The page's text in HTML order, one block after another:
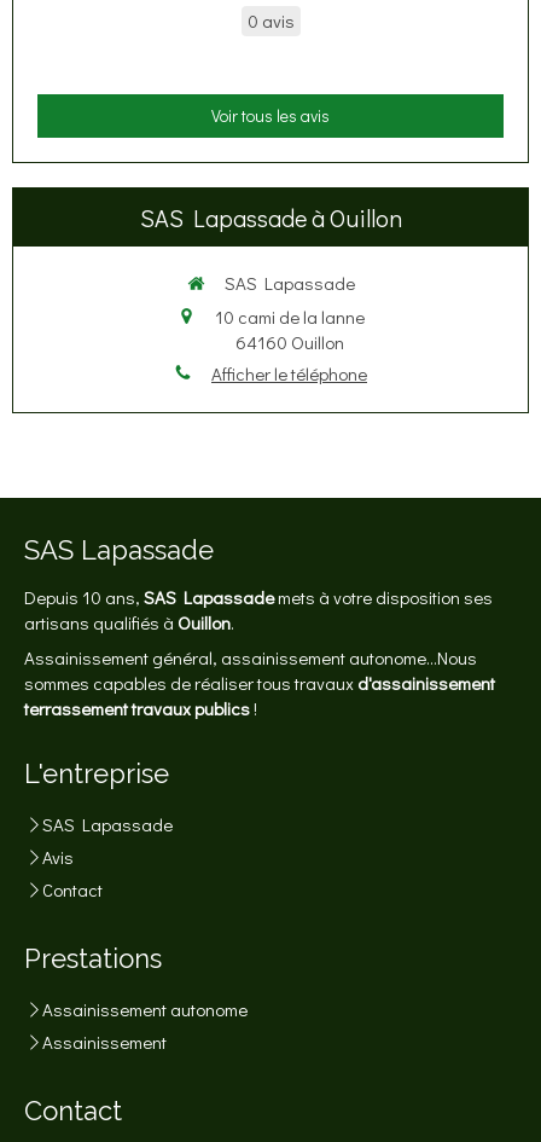
0 avis
Voir tous les avis
SAS Lapassade à Ouillon
SAS Lapassade
10 cami de la lanne
64160 Ouillon
Afficher le téléphone
SAS Lapassade
Depuis 10 ans, SAS Lapassademets à votre disposition ses
artisans qualifiés à Ouillon.
Assainissement général, assainissement autonome...Nous
sommes capables de réaliser tous travaux d'assainissement
terrassement travaux publics !
L'entreprise
SAS Lapassade
Avis
Contact
Prestations
Assainissement autonome
Assainissement
Contact